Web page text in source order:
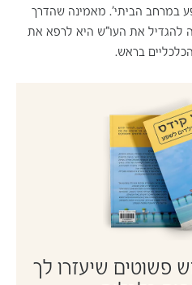
במרחב הביתי'. מאמינה שהדרך
להגדיל את העו"ש היא לרפא את
בראש.
פשוטים שיעזרו לך